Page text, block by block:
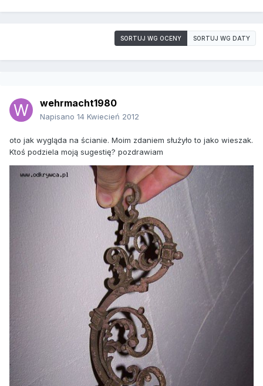
SORTUJ WG OCENY SORTUJ WG DATY
wehrmacht1980
Napisano 14 Kwiecień 2012
oto jak wygląda na ścianie. Moim zdaniem służyło to jako wieszak.
Ktoś podziela moją sugestię? pozdrawiam